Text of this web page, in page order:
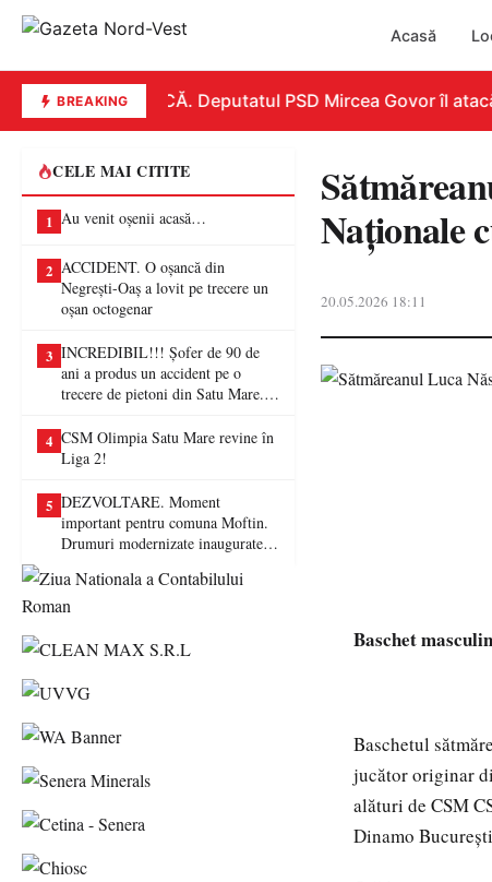
Acasă
BREAKINGREPLICĂ. Deputatul PSD Mircea Govor îl
CELE MAI CITITE
1 Au venit oșenii acasă…
2 ACCIDENT. O oșancă din
Negrești-Oaș a lovit pe trecere un
oșan octogenar
3 INCREDIBIL!!! Șofer de 90 de
ani a produs un accident pe o
trecere de pietoni din Satu Mare. O
4 CSM Olimpia Satu Mare revine în
Liga 2!
5 DEZVOLTARE. Moment
important pentru comuna Moftin.
Drumuri modernizate inaugurate în
Naționale
20.05.2026 18:11
Baschet masculin
Baschetul
jucător originar
alături de CSM
Dinamo